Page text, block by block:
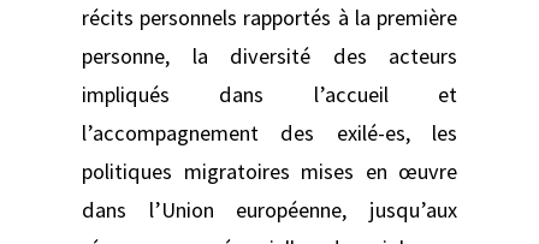
récits personnels rapportés à la première
personne, la diversité des acteurs
impliqués dans l’accueil et
l’accompagnement des exilé-es, les
politiques migratoires mises en œuvre
dans l’Union européenne, jusqu’aux